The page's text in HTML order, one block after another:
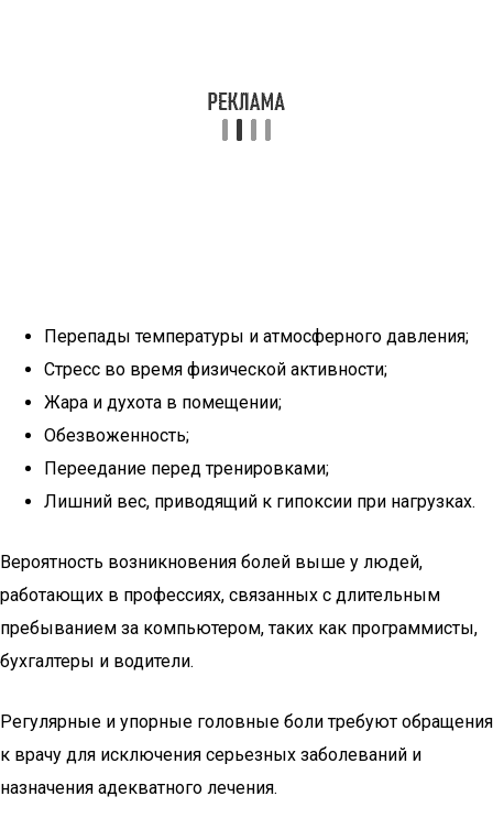
Перепады температуры и атмосферного давления;
Стресс во время физической активности;
Жара и духота в помещении;
Обезвоженность;
Переедание перед тренировками;
Лишний вес, приводящий к гипоксии при нагрузках.
Вероятность возникновения болей выше у людей,
работающих в профессиях, связанных с длительным
пребыванием за компьютером, таких как программисты,
бухгалтеры и водители.
Регулярные и упорные головные боли требуют обращения
к врачу для исключения серьезных заболеваний и
назначения адекватного лечения.